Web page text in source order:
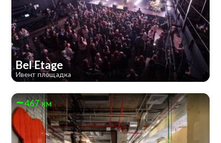
Bel Etage
Ивент площадка
467 км